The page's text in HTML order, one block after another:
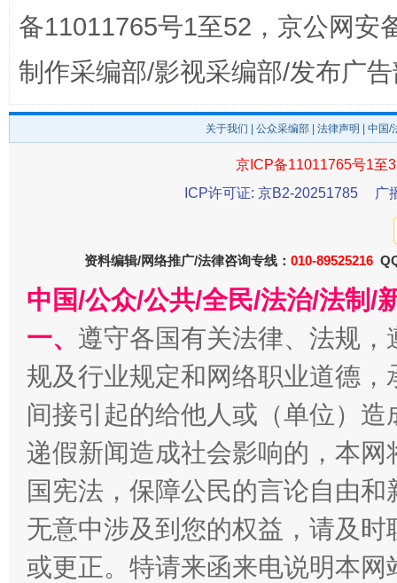
千年窑火 生生不息 一
备11011765号1至52，京公网安
制作采编部/影视采编部/发布广
关于我们 公众采编部 法律声明 | 中国
京ICP备11011765号1至
ICP许可证: 京B2-20251785
广
资料编辑/网络推广/法律咨询专线： 010-89525216
中国/公众/公共/全民/法治/法制/
一、 遵守各国有关法律、法规
规及行业规定和网络职业道德
间接引起的给他人或（单位）
递假新闻造成社会影响的，本
国宪法，保障公民的言论自由
无意中涉及到您的权益，请及
或更正。特请来函来电说明本